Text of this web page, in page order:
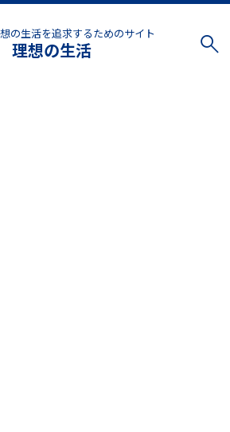
の生活を追求するためのサイト
理想の生活